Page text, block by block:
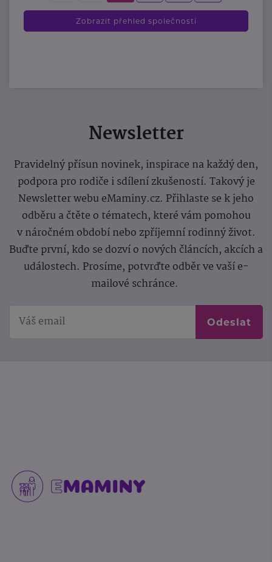
Zobrazit přehled společností
Newsletter
Pravidelný přísun novinek, inspirace na každý den,
podpora pro rodiče i sdílení zkušeností. Takový je
Newsletter webu eMaminy.cz. Přihlaste se k jeho
odběru a čtěte o tématech, které vám pomohou
v náročném období nebo zpříjemní rodinný život.
Buďte první, kdo se dozví o nových článcích, akcích a
událostech. Prosíme, potvrďte odběr ve vaší e-
mailové schránce.
Odeslat